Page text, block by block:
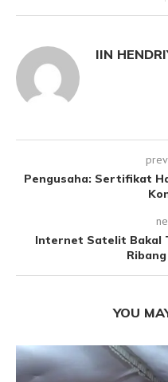
IIN
Pengusaha: Sertifikat
Internet Satelit Bakal
YOU